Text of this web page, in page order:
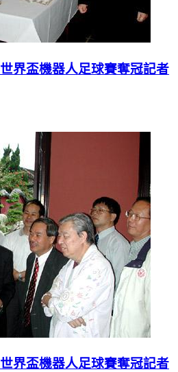
界盃機器人足球賽奪冠記者
界盃機器人足球賽奪冠記者